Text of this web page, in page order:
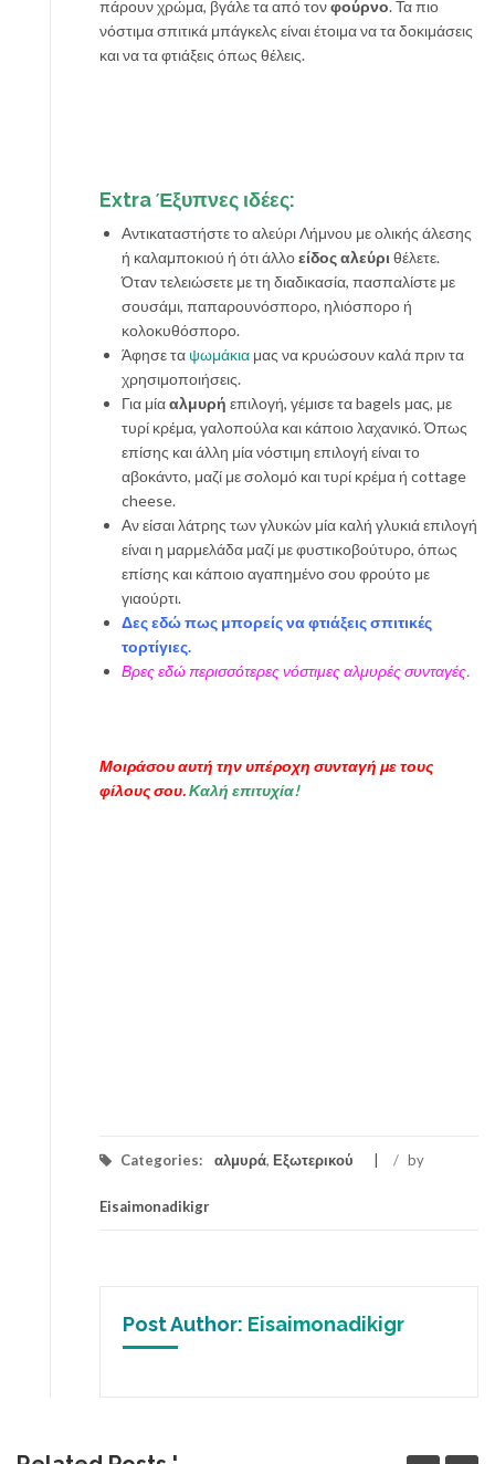
πάρουν χρώμα, βγάλε τα από τονφούρνο. Τα πιο
νόστιμα σπιτικά μπάγκελς είναι έτοιμα να τα δοκιμάσεις
και να τα φτιάξεις όπως θέλεις.
Extra Έξυπνες ιδέες:
Αντικαταστήστε το αλεύρι Λήμνου με ολικής άλεσης
ή καλαμποκιού ή ότι άλλοείδος αλεύρι θέλετε.
Όταν τελειώσετε με τη διαδικασία, πασπαλίστε με
σουσάμι, παπαρουνόσπορο, ηλιόσπορο ή
κολοκυθόσπορο.
Άφησε τα ψωμάκια μας να κρυώσουν καλά πριν τα
χρησιμοποιήσεις.
Για μίααλμυρή επιλογή, γέμισε τα bagels μας, με
τυρί κρέμα, γαλοπούλα και κάποιο λαχανικό. Όπως
επίσης και άλλη μία νόστιμη επιλογή είναι το
αβοκάντο, μαζί με σολομό και τυρί κρέμα ή cottage
cheese.
Αν είσαι λάτρης των γλυκών μία καλή γλυκιά επιλογή
είναι η μαρμελάδα μαζί με φυστικοβούτυρο, όπως
επίσης και κάποιο αγαπημένο σου φρούτο με
γιαούρτι.
Δες εδώ πως μπορείς να φτιάξεις σπιτικές
τορτίγιες.
Βρες εδώ περισσότερες νόστιμες αλμυρές συνταγές.
Μοιράσου αυτή την υπέροχη συνταγή με τους
φίλους σου.Καλή επιτυχία!
Categories: αλμυρά, Εξωτερικού / by
Eisaimonadikigr
Post Author: Eisaimonadikigr